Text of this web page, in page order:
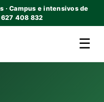
Campus e intensivos de
627 408 832
☰